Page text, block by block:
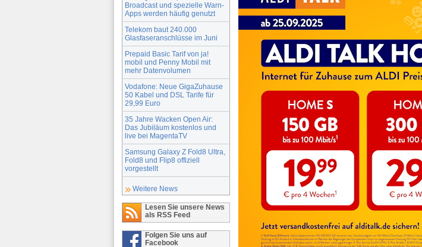
Broadcast und spezielle Warn-
Apps werden häufig genutzt
Telekom baut 240.000
Glasfaseranschlüsse im Juni
Prepaid Basic Tarif von ja!
mobil und Penny Mobil mit
mehr Datenvolumen
Vodafone: Neue GigaZuhause
50 Kabel und DSL Tarife für
29,99 Euro
35 Jahre Wacken Open Air:
Das Jubiläum kostenlos und
live bei MagentaTV
Samsung Galaxy Z Fold8 Ultra,
Fold8 und Flip8 offiziell
vorgestellt
Weitere News
Lesen Sie unsere News
als RSS Feed
Folgen Sie uns auf
Facebook